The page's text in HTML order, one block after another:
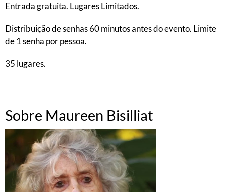
Entrada gratuita. Lugares Limitados.
Distribuição de senhas 60 minutos antes do evento. Limite
de 1 senha por pessoa.
35 lugares.
Sobre Maureen Bisilliat